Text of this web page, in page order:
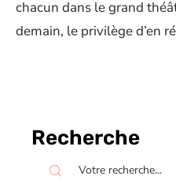
chacun dans le grand
demain, le privilège d’en
Recherche